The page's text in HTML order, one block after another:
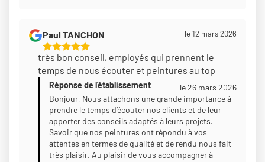
Paul TANCHON
5
Étoiles
Sur
le 12 mars 2026
très bon conseil, employés qui prennent le
temps de nous écouter et peintures au top
Réponse de l'établissement
le 26 mars 2026
Bonjour, Nous attachons une grande importance à
prendre le temps d’écouter nos clients et de leur
apporter des conseils adaptés à leurs projets.
Savoir que nos peintures ont répondu à vos
attentes en termes de qualité et de rendu nous fait
très plaisir. Au plaisir de vous accompagner à